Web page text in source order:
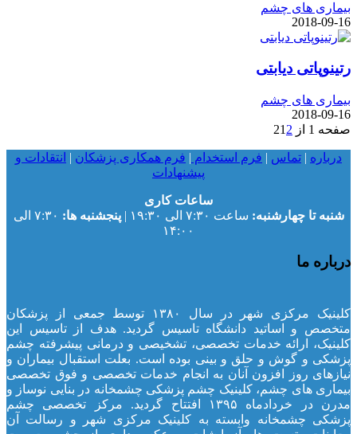
بیماری های چشم
2018-09-16
رتینوپاتی دیابتی
بیماری های چشم
2018-09-16
صفحه 1 از 2
1 2
درباره | تماس | فرم استخدام | فرم همکاری پزشکان | انتقادات و
پیشنهادات
ساعات کاری
شنبه تا چهارشنبه: ساعت ۷:۳۰ الی ۱۹:۳۰ | پنجشنبه ها:
۷:۳۰ الی
۱۴:۰۰
درباره ما
کلینیک مرکزی شهر در سال ۱۳۸۰ توسط جمعی از پزشکان
متخصص و اساتید دانشگاه تاسیس گردید. هدف از تاسیس این
کلینیک، ارائه خدمات تخصصی، تشخیصی و درمانی پیشرفته چشم
پزشکی و گوش و حلق و بینی بوده است. بعلت استقبال بیماران و
نیازهای روز افزون آنان به انجام خدمات تخصصی و فوق تخصصی
بیماری های چشم، کلینیک چشم پزشکی چشمخانه در بنایی نوساز و
مدرن در خردادماه ۱۳۹۵ افتتاح گردید. مرکز تخصصی چشم
پزشکی چشمخانه وابسته به کلینیک مرکزی شهر و رسالت آن